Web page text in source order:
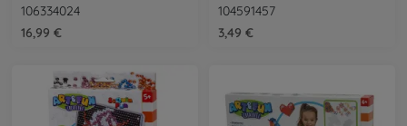
106334024
16,99 €
104591457
3,49 €